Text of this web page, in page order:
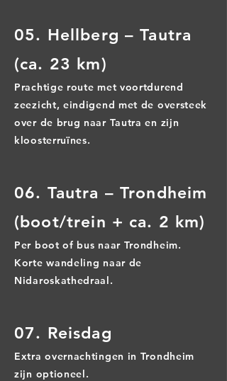
05. Hellberg – Tautra
(ca. 23 km)
Prachtige route met voortdurend
zeezicht, eindigend met de oversteek
over de brug naar Tautra en zijn
kloosterruïnes.
06. Tautra – Trondheim
(boot/trein + ca. 2 km)
Per boot of bus naar Trondheim.
Korte wandeling naar de
Nidaroskathedraal.
07. Reisdag
Extra overnachtingen in Trondheim
zijn optioneel.